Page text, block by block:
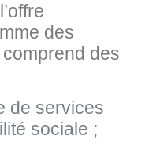
des
des
de services
sociale ;